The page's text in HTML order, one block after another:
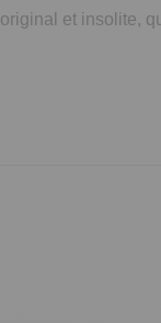
original et insolite,